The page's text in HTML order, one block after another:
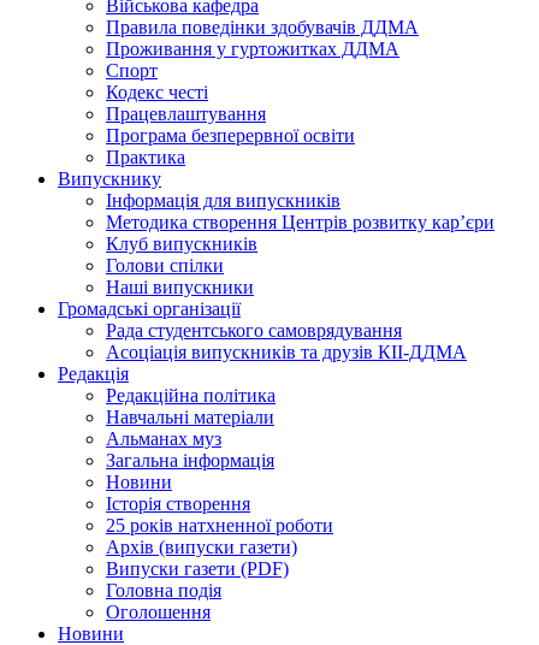
Військова кафедра
Правила поведінки здобувачів ДДМА
Проживання у гуртожитках ДДМА
Спорт
Кодекс честі
Працевлаштування
Програма безперервної освіти
Практика
Випускнику
Інформація для випускників
Методика створення Центрів розвитку кар’єри
Клуб випускників
Голови спілки
Наші випускники
Громадські організації
Рада студентського самоврядування
Асоціація випускників та друзів КІІ-ДДМА
Редакція
Редакційна політика
Навчальні матеріали
Альманах муз
Загальна інформація
Новини
Історія створення
25 років натхненної роботи
Архів (випуски газети)
Випуски газети (PDF)
Головна подія
Оголошення
Новини